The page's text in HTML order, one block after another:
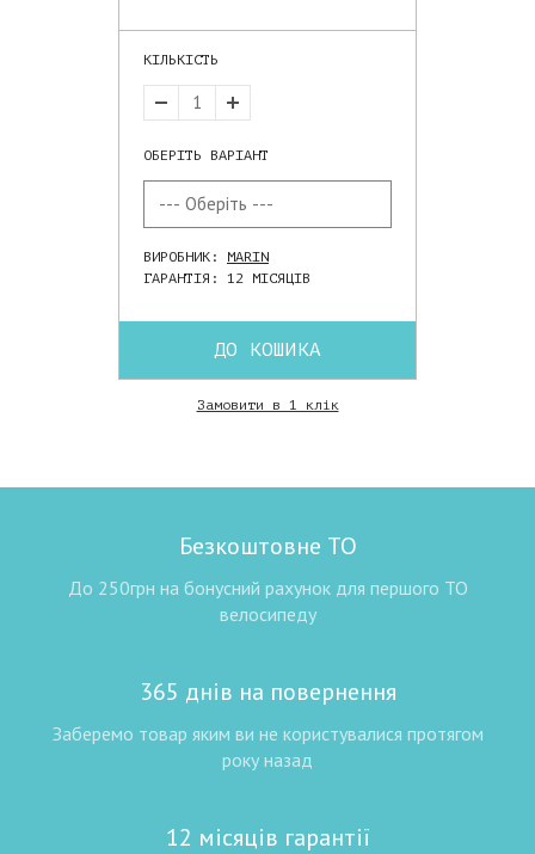
КІЛЬКІСТЬ
ОБЕРІТЬ ВАРІАНТ
ВИРОБНИК: MARIN
ГАРАНТІЯ: 12 МІСЯЦІВ
ДО КОШИКА
Замовити в 1 клік
Безкоштовне ТО
До 250грн на бонусний рахунок для першого ТО
велосипеду
365 днів на повернення
Заберемо товар яким ви не користувалися протягом
року назад
12 місяців гарантії